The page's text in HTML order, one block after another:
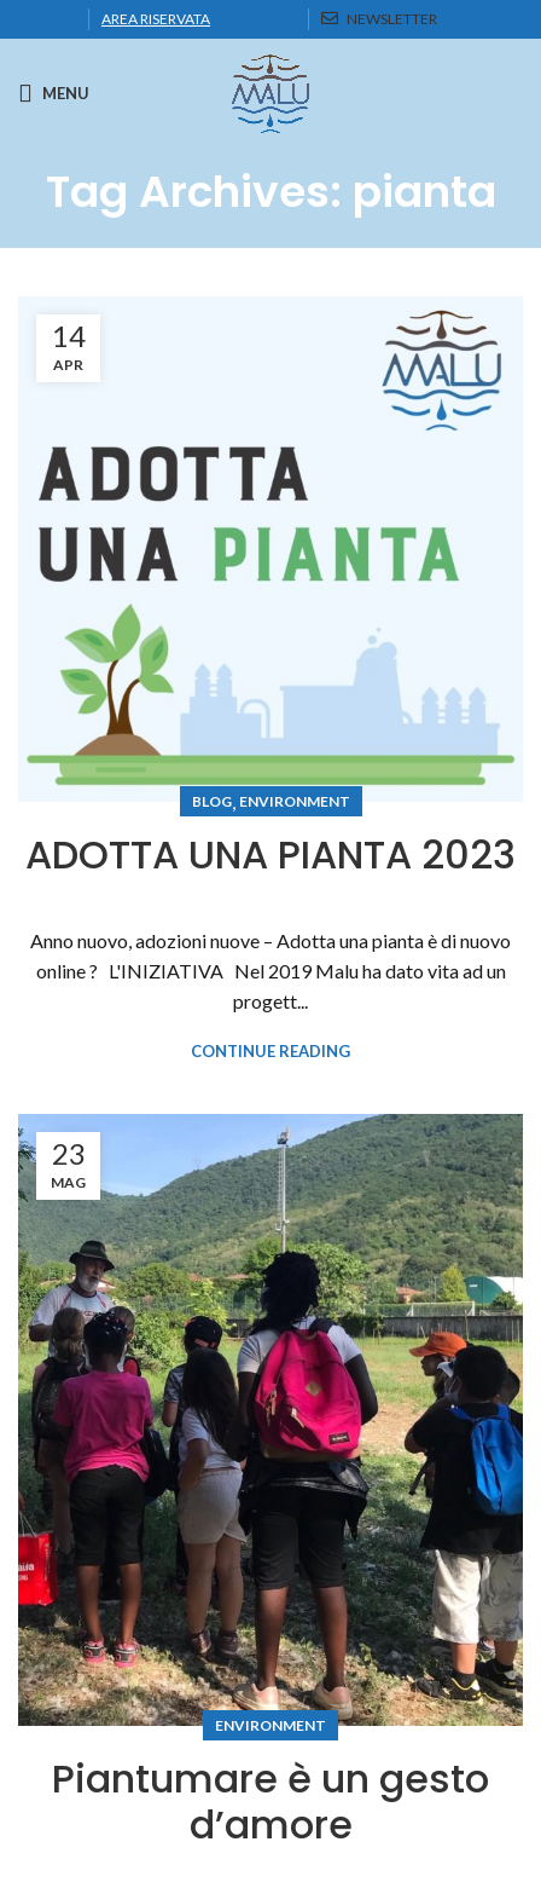
AREA RISERVATA NEWSLETTER
MENU
Tag Archives: pianta
14
APR
BLOG, ENVIRONMENT
ADOTTA UNA PIANTA 2023
Anno nuovo, adozioni nuove – Adotta una pianta è di nuovo
online ? L'INIZIATIVA Nel 2019 Malu ha dato vita ad un
progett...
CONTINUE READING
23
MAG
ENVIRONMENT
Piantumare è un gesto
d’amore